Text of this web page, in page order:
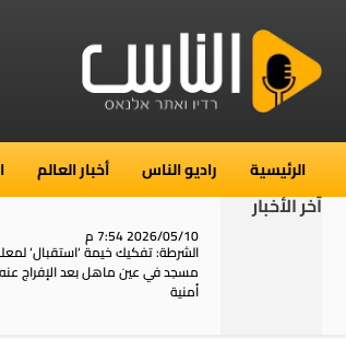
الرئيسية راديو الناس أخبار العالم
آخر الأخبار
2026/05/10 7:54 م
الشرطة: تفكيك خيمة ‘استقبال‘
مسجد في عين ماهل بعد الإفراج
أمنية